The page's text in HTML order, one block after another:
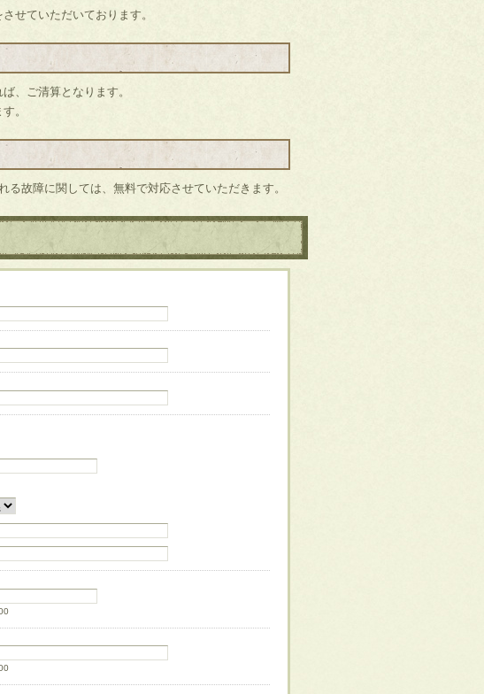
せていただいております。
、ご清算となります。
。
故障に関しては、無料で対応させていただきます。